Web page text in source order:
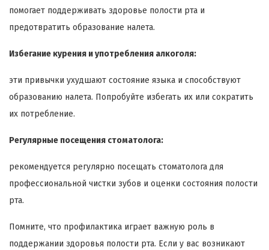
помогает поддерживать здоровье полости рта и
предотвратить образование налета.
Избегание курения и употребления алкоголя:
эти привычки ухудшают состояние языка и способствуют
образованию налета. Попробуйте избегать их или сократить
их потребление.
Регулярные посещения стоматолога:
рекомендуется регулярно посещать стоматолога для
профессиональной чистки зубов и оценки состояния полости
рта.
Помните, что профилактика играет важную роль в
поддержании здоровья полости рта. Если у вас возникают